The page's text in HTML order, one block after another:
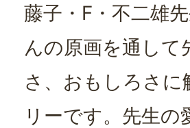
藤子・F・不二雄
んの原画を通して
さ、おもしろさ
リーです。先生